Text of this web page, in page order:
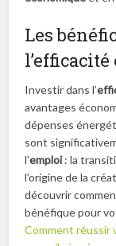
Les
Investir dans l’
avantages
dépenses
sont
l’emploi: la
l’origine de la
découvrir
bénéfique pour
Comment réussir